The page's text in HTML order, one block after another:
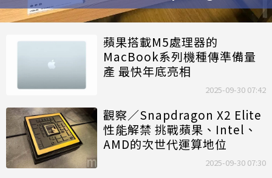
Elite處理器
蘋果搭載M5處理器的
MacBook系列機種傳準備量
產 最快年底亮相
2025-09-30 07:42
觀察／Snapdragon X2 Elite
性能解禁 挑戰蘋果、Intel、
AMD的次世代運算地位
2025-09-30 07:30